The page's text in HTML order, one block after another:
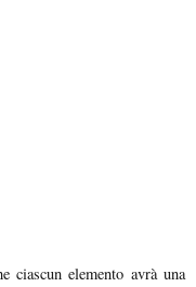
ciascun elemento avrà una